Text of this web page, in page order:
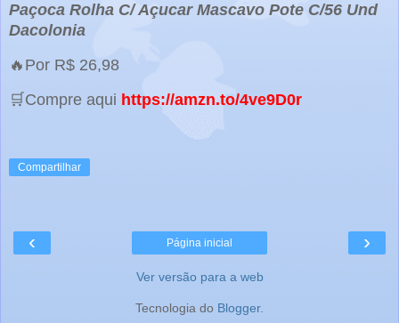
Paçoca Rolha C/ Açucar Mascavo Pote C/56 Und
Dacolonia
🔥Por R$ 26,98
🛒Compre aqui https://amzn.to/4ve9D0r
Compartilhar
‹ ›
Página inicial
Ver versão para a web
Tecnologia do Blogger.